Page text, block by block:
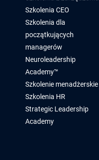
Szkolenia CEO
Szkolenia dla
początkujących
managerów
Neuroleadership
Academy™
Szkolenie menadżerskie
Szkolenia HR
Strategic Leadership
Academy